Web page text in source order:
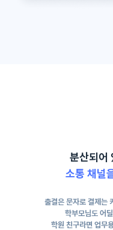
분산되어
소통 채널
출결은 문자로 결제는
학부모님도 어
학원 친구라면 업무